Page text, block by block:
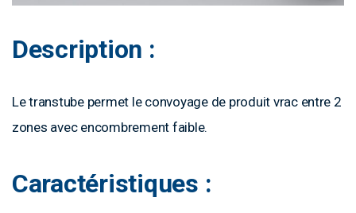
Description :
Le transtube permet le convoyage de produit vrac entre 2
zones avec encombrement faible.
Caractéristiques :